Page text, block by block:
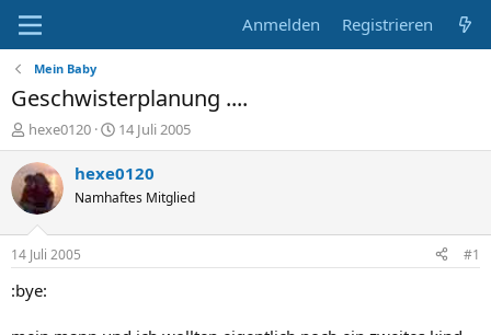
Anmelden Registrieren
Mein Baby
Geschwisterplanung ....
E
r
s
t
e
e
r
hexe0120
E
r
s
t
e
t
14 Juli 2005
hexe0120
Namhaftes Mitglied
14 Juli 2005 #1
:bye: